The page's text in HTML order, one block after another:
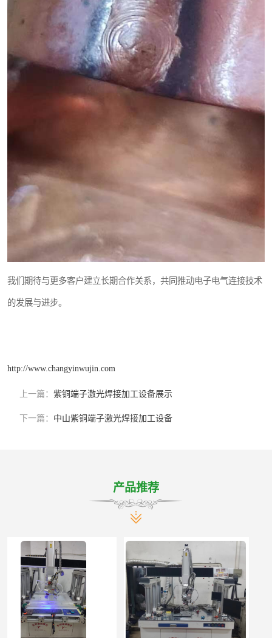
我们期待与更多客户建立长期合作关系，共同推动电子电气连接技术
的发展与进步。
http://www.changyinwujin.com
上一篇： 紫铜端子激光焊接加工设备展示
下一篇： 中山紫铜端子激光焊接加工设备
产品推荐